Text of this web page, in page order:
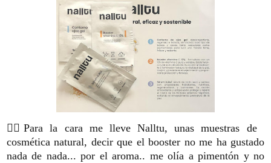
🏊‍♀️Para la cara me lleve Nalltu, unas muestras de
cosmética natural, decir que el booster no me ha gustado
nada de nada... por el aroma.. me olía a pimentón y no